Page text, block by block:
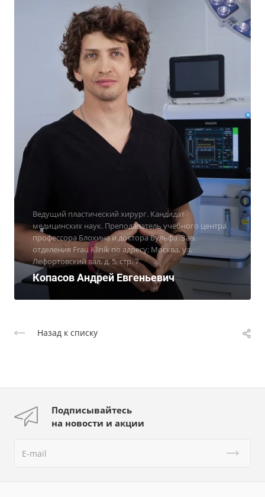
Ведущий пластический хирург. Кандидат
медицинских наук. Преподаватель учебного центра
профессора Блохина и доктора Вульфа. Зав.
отделения Frau Klinik по адресу: Москва, ул.
Лефортовский вал, д. 5, стр. 7
Копасов Андрей Евгеньевич
Назад к списку
Подписывайтесь
на новости и акции